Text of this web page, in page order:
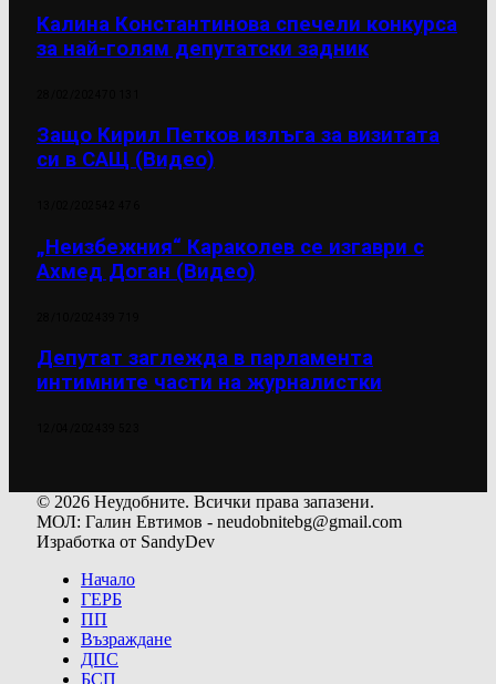
Калина Константинова спечели конкурса
за най-голям депутатски задник
Защо Кирил Петков излъга за визитата
си в САЩ (Видео)
„Неизбежния“ Караколев се изгаври с
Ахмед Доган (Видео)
Депутат заглежда в парламента
интимните части на журналистки
© 2026 Неудобните. Всички права запазени.
МОЛ: Галин Евтимов - neudobnitebg@gmail.com
Изработка от SandyDev
Начало
ГЕРБ
ПП
Възраждане
ДПС
БСП